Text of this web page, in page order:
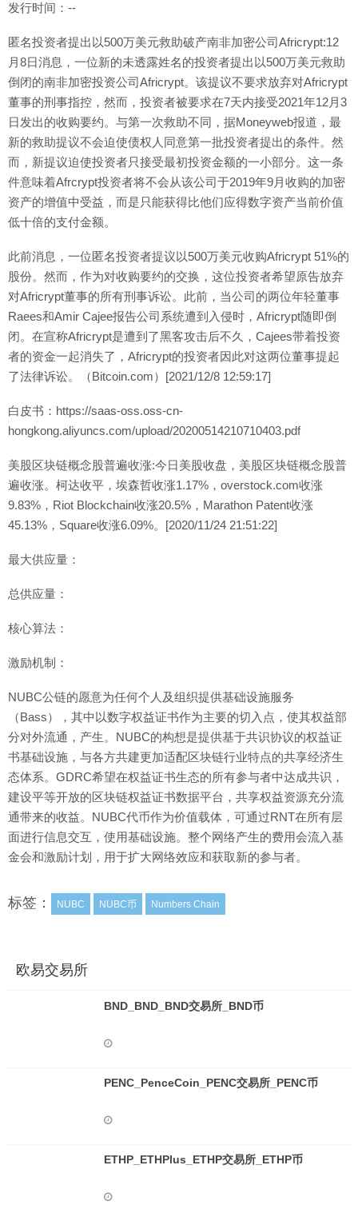
发行时间：--
匿名投资者提出以500万美元救助破产南非加密公司Africrypt:12
月8日消息，一位新的未透露姓名的投资者提出以500万美元救助
倒闭的南非加密投资公司Africrypt。该提议不要求放弃对Africrypt
董事的刑事指控，然而，投资者被要求在7天内接受2021年12月3
日发出的收购要约。与第一次救助不同，据Moneyweb报道，最
新的救助提议不会迫使债权人同意第一批投资者提出的条件。然
而，新提议迫使投资者只接受最初投资金额的一小部分。这一条
件意味着Afrcrypt投资者将不会从该公司于2019年9月收购的加密
资产的增值中受益，而是只能获得比他们应得数字资产当前价值
低十倍的支付金额。
此前消息，一位匿名投资者提议以500万美元收购Africrypt 51%的
股份。然而，作为对收购要约的交换，这位投资者希望原告放弃
对Africrypt董事的所有刑事诉讼。此前，当公司的两位年轻董事
Raees和Amir Cajee报告公司系统遭到入侵时，Africrypt随即倒
闭。在宣称Africrypt是遭到了黑客攻击后不久，Cajees带着投资
者的资金一起消失了，Africrypt的投资者因此对这两位董事提起
了法律诉讼。（Bitcoin.com）[2021/12/8 12:59:17]
白皮书：https://saas-oss.oss-cn-
hongkong.aliyuncs.com/upload/20200514210710403.pdf
美股区块链概念股普遍收涨:今日美股收盘，美股区块链概念股普
遍收涨。柯达收平，埃森哲收涨1.17%，overstock.com收涨
9.83%，Riot Blockchain收涨20.5%，Marathon Patent收涨
45.13%，Square收涨6.09%。[2020/11/24 21:51:22]
最大供应量：
总供应量：
核心算法：
激励机制：
NUBC公链的愿意为任何个人及组织提供基础设施服务
（Bass），其中以数字权益证书作为主要的切入点，使其权益部
分对外流通，产生。NUBC的构想是提供基于共识协议的权益证
书基础设施，与各方共建更加适配区块链行业特点的共享经济生
态体系。GDRC希望在权益证书生态的所有参与者中达成共识，
建设平等开放的区块链权益证书数据平台，共享权益资源充分流
通带来的收益。NUBC代币作为价值载体，可通过RNT在所有层
面进行信息交互，使用基础设施。整个网络产生的费用会流入基
金会和激励计划，用于扩大网络效应和获取新的参与者。
标签： NUBC NUBC币 Numbers Chain
欧易交易所
BND_BND_BND交易所_BND币
PENC_PenceCoin_PENC交易所_PENC币
ETHP_ETHPlus_ETHP交易所_ETHP币